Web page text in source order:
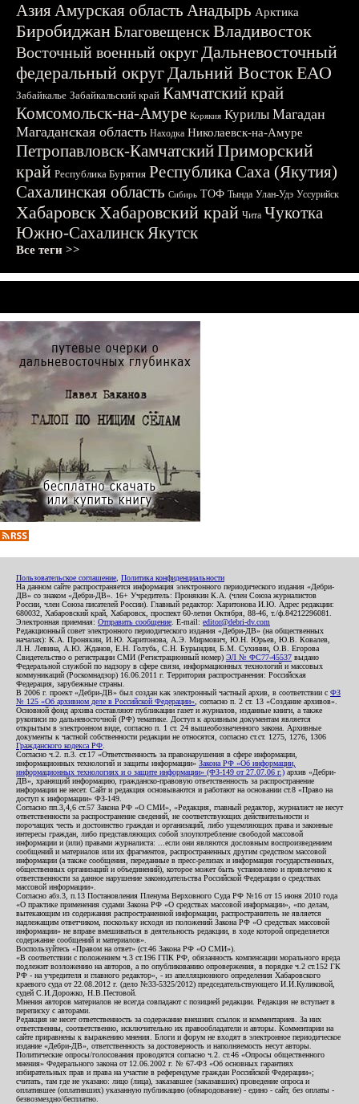
АзияАмурская область Анадырь Арктика
БиробиджанБлаговещенскВладивосток
Восточный военный округДальневосточный
федеральный округДальний ВостокЕАО
Забайкалье Забайкальский край Камчатский край
Комсомольск-на-Амуре Корякия Курилы Магадан
Магаданская область Находка Николаевск-на-Амуре
Петропавловск-КамчатскийПриморский
край Республика Бурятия Республика Саха (Якутия)
Сахалинская область Сибирь ТОФ Тында Улан-Удэ Уссурийск
ХабаровскХабаровский край Чита Чукотка
Южно-СахалинскЯкутск
Все теги >>
Пользовательское соглашение Политика конфиденциальности
На данном сайте распространяется информация электронного периодического издания «Дебри-
ДВ» со знаком «Дебри-ДВ». 16+ Учредитель: Пронякин К.А. (член Союза журналистов
России, член Союза писателей России). Главный редактор: Харитонова И.Ю. Адрес редакции:
680032, Хабаровский край, Хабаровск, проспект 60-летия Октября, 88-46, т./ф.84212296081.
Электронная приемная: Отправить сообщение . E-mail: editor@debri-dv.com
Редакционный совет электронного периодического издания «Дебри-ДВ» (на общественных
началах): К.А. Пронякин, И.Ю. Харитонова, А.Э. Мирмович, Ю.Н. Юрьев, Ю.В. Ковалев,
Л.Н. Левина, А.Ю. Жданов, Е.Н. Голубь, С.Н. Бурындин, Б.М. Сухинин, О.В. Егорова
Свидетельство о регистрации СМИ (Регистрационный номер) ЭЛ № ФС77-45537 выдано
Федеральной службой по надзору в сфере связи, информационных технологий и массовых
коммуникаций (Роскомнадзор) 16.06.2011 г. Территория распространения: Российская
Федерация, зарубежные страны.
В 2006 г. проект «Дебри-ДВ» был создан как электронный частный архив, в соответствии с ФЗ
№ 125 «Об архивном деле в Российской Федерации» , согласно п. 2 ст. 13 «Создание архивов».
Основной фонд архива составляют публикации газет и журналов, изданные книги, а также
рукописи по дальневосточной (РФ) тематике. Доступ к архивным документам является
открытым в электронном виде, согласно п. 1 ст. 24 вышеобозначенного закона. Архивные
документы к частной собственности редакции не относятся, согласно ст.ст. 1275, 1276, 1306
Гражданского кодекса РФ
Согласно ч.2. п.3. ст.17 «Ответственность за правонарушения в сфере информации,
информационных технологий и защиты информации» Закона РФ «Об информации,
информационных технологиях и о защите информации» (ФЗ-149 от 27.07.06 г.) архив «Дебри-
ДВ», хранящий информацию, гражданско-правовую ответственность за распространение
информации не несет. Сайт и редакция основываются и работают на основании ст.8 «Право на
доступ к информации» ФЗ-149.
Согласно пп.3,4,6 ст.57 Закона РФ «О СМИ», «Редакция, главный редактор, журналист не несут
ответственности за распространение сведений, не соответствующих действительности и
порочащих честь и достоинство граждан и организаций, либо ущемляющих права и законные
интересы граждан, либо представляющих собой злоупотребление свободой массовой
информации и (или) правами журналиста: ...если они являются дословным воспроизведением
сообщений и материалов или их фрагментов, распространенных другим средством массовой
информации (а также сообщения, переданные в пресс-релизах и информация государственных,
общественных организаций и объединений), которое может быть установлено и привлечено к
ответственности за данное нарушение законодательства Российской Федерации о средствах
массовой информации».
Согласно абз.3, п.13 Постановления Пленума Верховного Суда РФ №16 от 15 июня 2010 года
«О практике применения судами Закона РФ «О средствах массовой информации», «по делам,
вытекающим из содержания распространенной информации, распространитель не является
надлежащим ответчиком, поскольку исходя из положений Закона РФ «О средствах массовой
информации» не вправе вмешиваться в деятельность редакции, в ходе которой определяется
содержание сообщений и материалов».
Воспользуйтесь «Правом на ответ» (ст.46 Закона РФ «О СМИ»).
«В соответствии с положением ч.3 ст.196 ГПК РФ, обязанность компенсации морального вреда
подлежит возложению на авторов, а по опубликованию опровержения, в порядке ч.2 ст.152 ГК
РФ - на учредителя и главного редактор», - из апелляционного определения Хабаровского
краевого суда от 22.08.2012 г. (дело №33-5325/2012) председательствующего И.И.Куликовой,
судей С.И.Дорожко, Н.В.Пестовой.
Мнения авторов материалов не всегда совпадают с позицией редакции. Редакция не вступает в
переписку с авторами.
Редакция не несет ответственность за содержание внешних ссылок и комментариев. За них
ответственны, соответственно, исключительно их правообладатели и авторы. Комментарии на
сайте приравнены к выражению мнения. Блоги и форум не входят в электронное периодическое
издание «Дебри-ДВ», ответственность за достоверность и наполняемость несут авторы.
Политические опросы/голосования проводятся согласно ч.2. ст.46 «Опросы общественного
мнения» Федерального закона от 12.06.2002 г. № 67-ФЗ «Об основных гарантиях
избирательных прав и права на участие в референдуме граждан Российской Федерации»;
считать, там где не указано: лицо (лица), заказавшее (заказавших) проведение опроса и
оплатившее (оплативших) указанную публикацию (обнародование) - едино - сайт, без оплаты -
безвозмездно/бесплатно.